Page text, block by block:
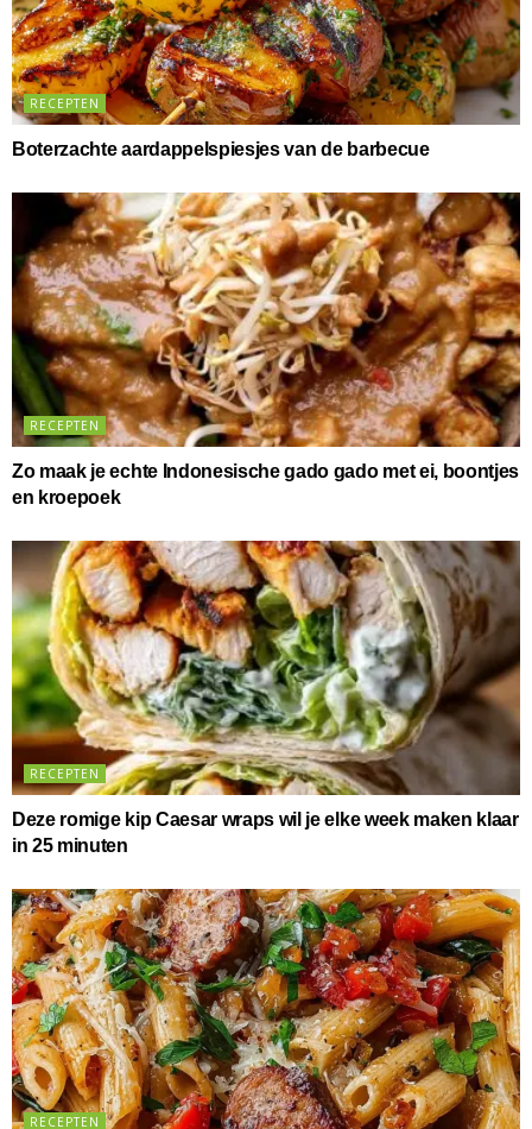
RECEPTEN
Boterzachte aardappelspiesjes van de barbecue
RECEPTEN
Zo maak je echte Indonesische gado gado met ei, boontjes
en kroepoek
RECEPTEN
Deze romige kip Caesar wraps wil je elke week maken klaar
in 25 minuten
RECEPTEN